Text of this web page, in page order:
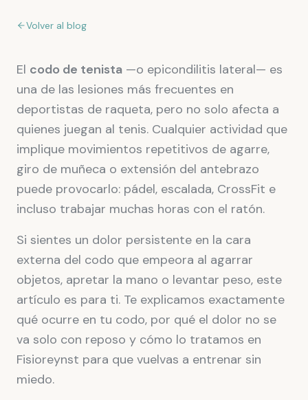
Volver al blog
El codo de tenista —o epicondilitis lateral— es
una de las lesiones más frecuentes en
deportistas de raqueta, pero no solo afecta a
quienes juegan al tenis. Cualquier actividad que
implique movimientos repetitivos de agarre,
giro de muñeca o extensión del antebrazo
puede provocarlo: pádel, escalada, CrossFit e
incluso trabajar muchas horas con el ratón.
Si sientes un dolor persistente en la cara
externa del codo que empeora al agarrar
objetos, apretar la mano o levantar peso, este
artículo es para ti. Te explicamos exactamente
qué ocurre en tu codo, por qué el dolor no se
va solo con reposo y cómo lo tratamos en
Fisioreynst para que vuelvas a entrenar sin
miedo.